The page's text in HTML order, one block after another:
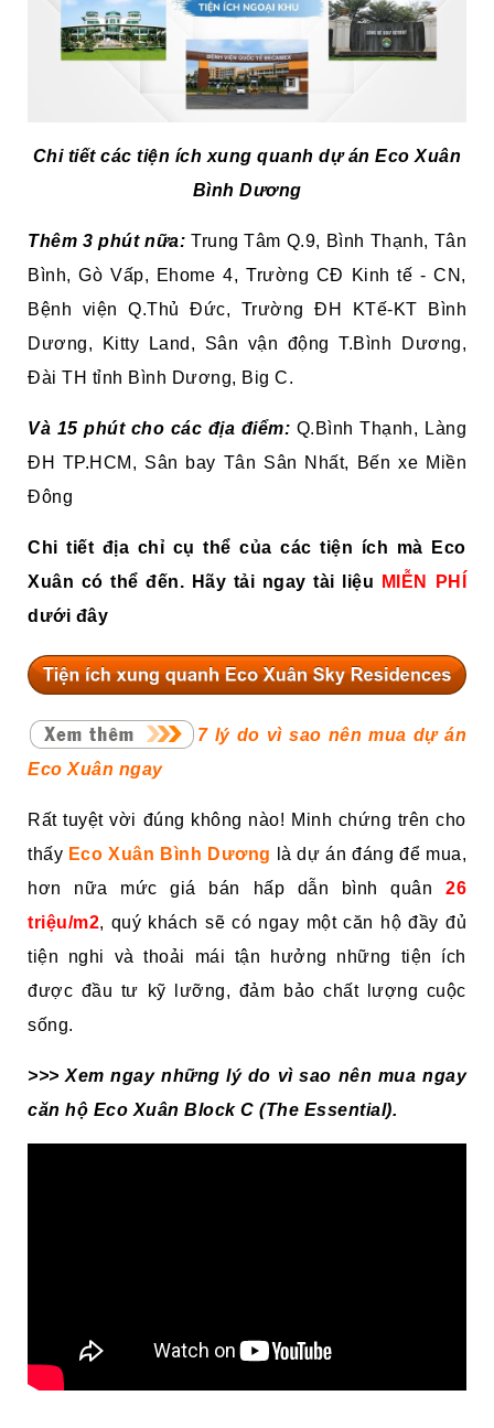
Chi tiết các tiện ích xung quanh dự án Eco Xuân
Bình Dương
Thêm 3 phút nữa: Trung Tâm Q.9, Bình Thạnh, Tân
Bình, Gò Vấp, Ehome 4, Trường CĐ Kinh tế - CN,
Bệnh viện Q.Thủ Đức, Trường ĐH KTế-KT Bình
Dương, Kitty Land, Sân vận động T.Bình Dương,
Đài TH tỉnh Bình Dương, Big C.
Và 15 phút cho các địa điểm: Q.Bình Thạnh, Làng
ĐH TP.HCM, Sân bay Tân Sân Nhất, Bến xe Miền
Đông
Chi tiết địa chỉ cụ thể của các tiện ích mà Eco
Xuân có thể đến. Hãy tải ngay tài liệu
MIỄN PHÍ
dưới đây
7 lý do vì sao nên mua dự án
Eco Xuân ngay
Rất tuyệt vời đúng không nào! Minh chứng trên cho
thấy Eco Xuân Bình Dương là dự án đáng để mua,
hơn nữa mức giá bán hấp dẫn bình quân 26
triệu/m2, quý khách sẽ có ngay một căn hộ đầy đủ
tiện nghi và thoải mái tận hưởng những tiện ích
được đầu tư kỹ lưỡng, đảm bảo chất lượng cuộc
sống.
>>> Xem ngay những lý do vì sao nên mua ngay
căn hộ Eco Xuân Block C (The Essential).